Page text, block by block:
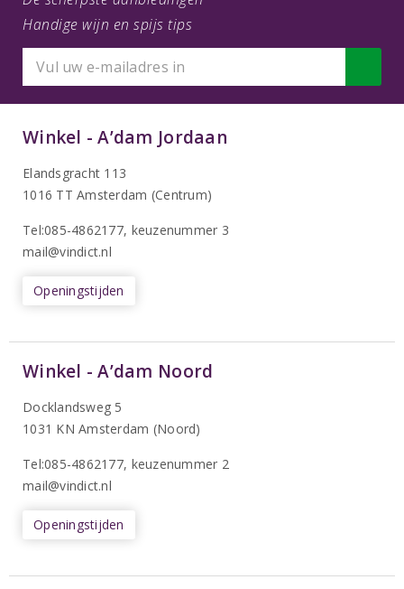
Handige wijn en spijs tips
Winkel - A’dam Jordaan
Elandsgracht 113
1016 TT Amsterdam (Centrum)
Tel:085-4862177, keuzenummer 3
mail@vindict.nl
Openingstijden
Winkel - A’dam Noord
Docklandsweg 5
1031 KN Amsterdam (Noord)
Tel:085-4862177, keuzenummer 2
mail@vindict.nl
Openingstijden